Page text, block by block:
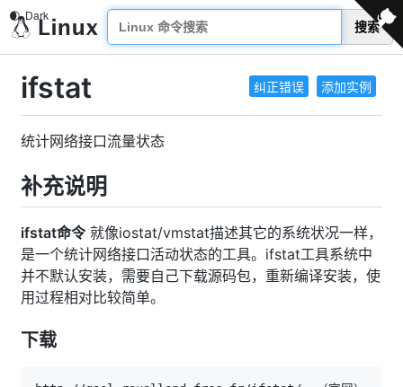
搜索
纠正错误 添加实例
ifstat
统计网络接口流量状态
补充说明
ifstat命令就像iostat/vmstat描述其它的系统状况一样，
是一个统计网络接口活动状态的工具。ifstat工具系统中
并不默认安装，需要自己下载源码包，重新编译安装，使
用过程相对比较简单。
下载